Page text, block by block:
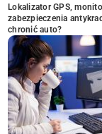
Lokalizator GPS,
zabezpieczenia
chronić auto?